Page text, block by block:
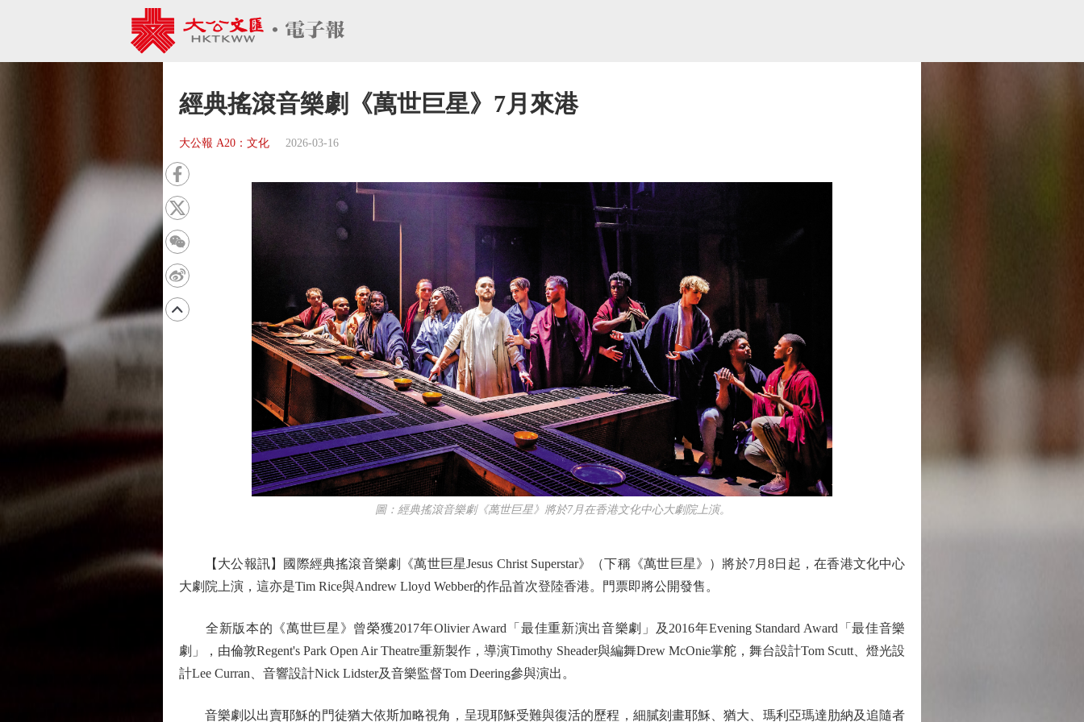
經典搖滾音樂劇《萬世巨星》7月來港
大公報 A20：文化 2026-03-16
圖：經典搖滾音樂劇《萬世巨星》將於7月在香港文化中心大劇院上演。
【大公報訊】國際經典搖滾音樂劇《萬世巨星Jesus Christ Superstar》（下稱《萬世巨星》）將於7月8日起，在香港文化中心
大劇院上演，這亦是Tim Rice與Andrew Lloyd Webber的作品首次登陸香港。門票即將公開發售。
全新版本的《萬世巨星》曾榮獲2017年Olivier Award「最佳重新演出音樂劇」及2016年Evening Standard Award「最佳音樂
劇」，由倫敦Regent's Park Open Air Theatre重新製作，導演Timothy Sheader與編舞Drew McOnie掌舵，舞台設計Tom Scutt、燈光設
計Lee Curran、音響設計Nick Lidster及音樂監督Tom Deering參與演出。
音樂劇以出賣耶穌的門徒猶大依斯加略視角，呈現耶穌受難與復活的歷程，細膩刻畫耶穌、猶大、瑪利亞瑪達肋納及追隨者